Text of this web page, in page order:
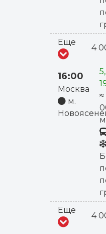
Еще
4
16:00
Москва
м.
≈
Еще
4